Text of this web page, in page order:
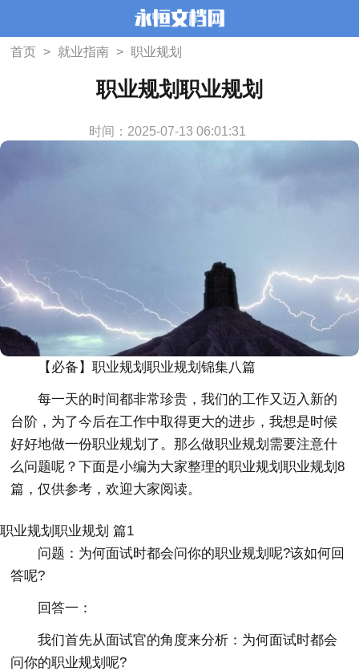
首页 > 就业指南 > 职业规划
职业规划职业规划
时间：2025-07-13 06:01:31
【必备】职业规划职业规划锦集八篇
每一天的时间都非常珍贵，我们的工作又迈入新的
台阶，为了今后在工作中取得更大的进步，我想是时候
好好地做一份职业规划了。那么做职业规划需要注意什
么问题呢？下面是小编为大家整理的职业规划职业规划8
篇，仅供参考，欢迎大家阅读。
职业规划职业规划 篇1
问题：为何面试时都会问你的职业规划呢?该如何回
答呢?
回答一：
我们首先从面试官的角度来分析：为何面试时都会
问你的职业规划呢?